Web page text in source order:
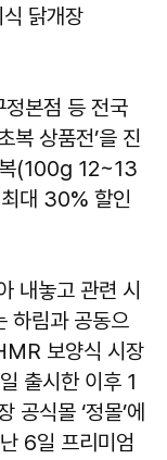
닭개장
본점 등 전국
복 상품전’을 진
복(100g 12~13
최대 30% 할인
내놓고 관련 시
하림과 공동으
보양식 시장
출시한 이후 1
식몰 ‘정몰’에
6일 프리미엄